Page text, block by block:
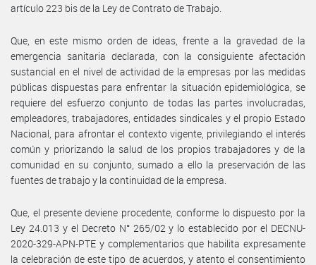
artículo 223 bis de la Ley de Contrato de Trabajo.
Que, en este mismo orden de ideas, frente a la gravedad de la
emergencia sanitaria declarada, con la consiguiente afectación
sustancial en el nivel de actividad de la empresas por las medidas
públicas dispuestas para enfrentar la situación epidemiológica, se
requiere del esfuerzo conjunto de todas las partes involucradas,
empleadores, trabajadores, entidades sindicales y el propio Estado
Nacional, para afrontar el contexto vigente, privilegiando el interés
común y priorizando la salud de los propios trabajadores y de la
comunidad en su conjunto, sumado a ello la preservación de las
fuentes de trabajo y la continuidad de la empresa.
Que, el presente deviene procedente, conforme lo dispuesto por la
Ley 24.013 y el Decreto N° 265/02 y lo establecido por el DECNU-
2020-329-APN-PTE y complementarios que habilita expresamente
la celebración de este tipo de acuerdos, y atento el consentimiento